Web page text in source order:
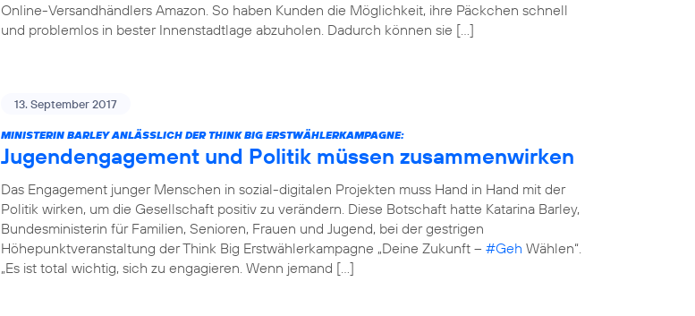
Online-Versandhändlers Amazon. So haben Kunden die Möglichkeit, ihre Päckchen schnell
und problemlos in bester Innenstadtlage abzuholen. Dadurch können sie […]
13. September 2017
MINISTERIN BARLEY ANLÄSSLICH DER THINK BIG ERSTWÄHLERKAMPAGNE:
Jugendengagement und Politik müssen zusammenwirken
Das Engagement junger Menschen in sozial-digitalen Projekten muss Hand in Hand mit der
Politik wirken, um die Gesellschaft positiv zu verändern. Diese Botschaft hatte Katarina Barley,
Bundesministerin für Familien, Senioren, Frauen und Jugend, bei der gestrigen
Höhepunktveranstaltung der Think Big Erstwählerkampagne „Deine Zukunft – #Geh Wählen“.
„Es ist total wichtig, sich zu engagieren. Wenn jemand […]